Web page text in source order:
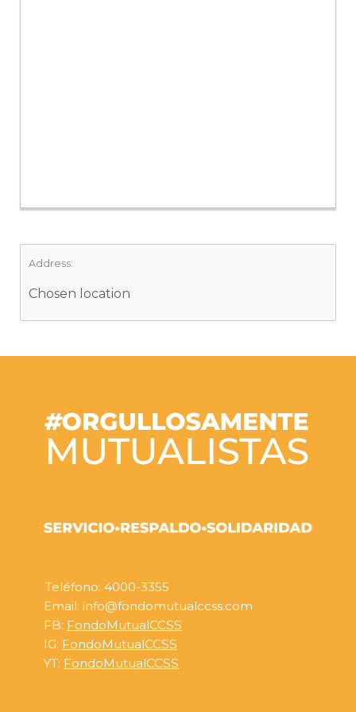
Address:
Chosen location
Teléfono: 4000-3355
Email: info@fondomutualccss.com
FB: FondoMutualCCSS
IG: FondoMutualCCSS
YT: FondoMutualCCSS